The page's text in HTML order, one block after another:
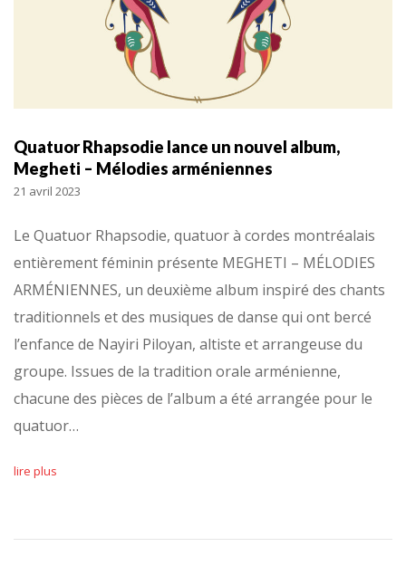
Quatuor Rhapsodie lance un nouvel album,
Megheti – Mélodies arméniennes
21 avril 2023
Le Quatuor Rhapsodie, quatuor à cordes montréalais
entièrement féminin présente MEGHETI – MÉLODIES
ARMÉNIENNES, un deuxième album inspiré des chants
traditionnels et des musiques de danse qui ont bercé
l’enfance de Nayiri Piloyan, altiste et arrangeuse du
groupe. Issues de la tradition orale arménienne,
chacune des pièces de l’album a été arrangée pour le
quatuor…
lire plus